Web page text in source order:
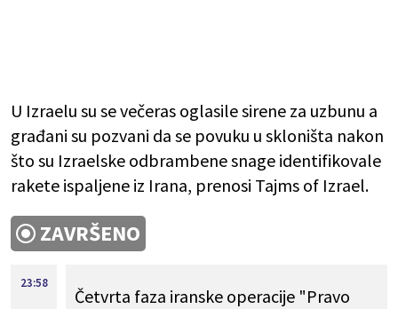
U Izraelu su se večeras oglasile sirene za uzbunu a
građani su pozvani da se povuku u skloništa nakon
što su Izraelske odbrambene snage identifikovale
rakete ispaljene iz Irana, prenosi Tajms of Izrael.
ZAVRŠENO
23:58
Četvrta faza iranske operacije "Pravo